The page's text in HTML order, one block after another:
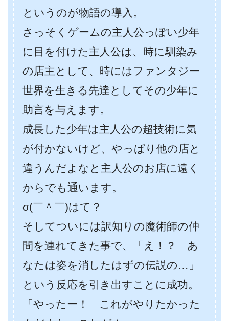
というのが物語の導入。
さっそくゲームの主人公っぽい少年
に目を付けた主人公は、時に馴染み
の店主として、時にはファンタジー
世界を生きる先達としてその少年に
助言を与えます。
成長した少年は主人公の超技術に気
が付かないけど、やっぱり他の店と
違うんだよなと主人公のお店に遠く
からでも通います。
σ(￣＾￣)はて？
そしてついには訳知りの魔術師の仲
間を連れてきた事で、「え！？ あ
なたは姿を消したはずの伝説の…」
という反応を引き出すことに成功。
「やったー！ これがやりたかった